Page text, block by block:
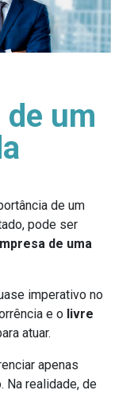
um
de um
pode ser
de uma
imperativo no
e o livre
atuar.
apenas
Na realidade, de